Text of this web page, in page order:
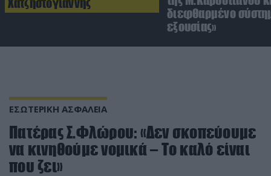
διεφθαρμένο
εξουσίας»
ΕΣΩΤΕΡΙΚΗ ΑΣΦΑΛΕΙΑ
Πατέρας Σ.Φλώρου: «Δεν σκοπεύουμε
να κινηθούμε νομικά – Το καλό είναι
που ζει»